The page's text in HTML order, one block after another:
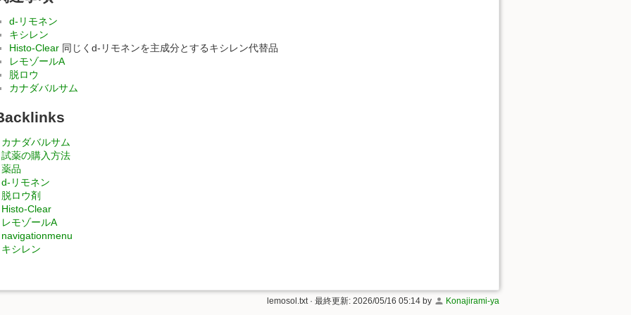
d-リモネン
キシレン
Histo-Clear同じくd-リモネンを主成分とするキシレン代替品
レモゾールA
脱ロウ
カナダバルサム
カナダバルサム
試薬の購入方法
薬品
d-リモネン
脱ロウ剤
Histo-Clear
レモゾールA
navigationmenu
キシレン
lemosol.txt· 最終更新: 2026/05/16 05:14 by Konajirami-ya